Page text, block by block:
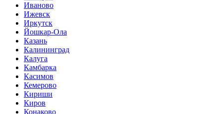
Иваново
Ижевск
Иркутск
Йошкар-Ола
Казань
Калининград
Калуга
Камбарка
Касимов
Кемерово
Кириши
Киров
Конаково